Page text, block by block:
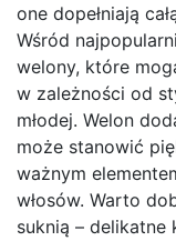
one dopełniają
Wśród
welony, które
w zależności od
młodej. Welon
może stanowić
ważnym
włosów. Warto
suknią –